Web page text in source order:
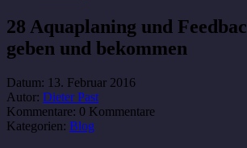
28 Aquaplaning und
geben und bekommen
Datum: 13. Februar 2016
Autor: Dieter Past
Kommentare: 0 Kommentare
Kategorien: Blog